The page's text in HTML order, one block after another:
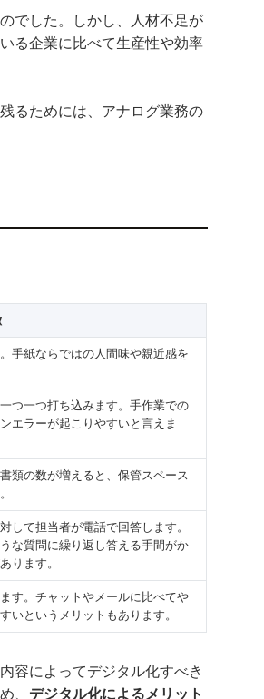
でした。しかし、人材不足が
る企業に比べて生産性や効率
るためには、アナログ業務の
手紙ならではの人間味や親近感を
つ一つ打ち込みます。手作業での
エラーが起こりやすいと言えま
類の数が増えると、保管スペース
して担当者が電話で回答します。
な質問に繰り返し答える手間がか
ります。
す。チャットやメールに比べてや
いというメリットもあります。
容によってデジタル化すべき
、 デジタル化によるメリット